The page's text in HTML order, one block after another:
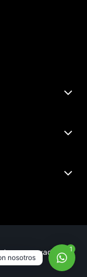
reservados.
nosotros
1